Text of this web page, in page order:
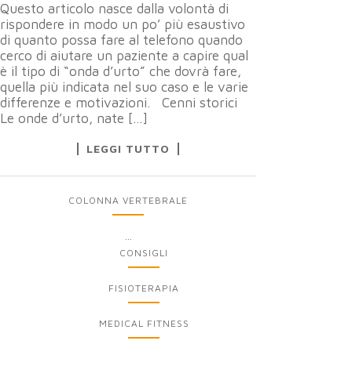
Questo articolo nasce dalla volontà di
rispondere in modo un po’ più esaustivo
di quanto possa fare al telefono quando
cerco di aiutare un paziente a capire qual
è il tipo di “onda d’urto” che dovrà fare,
quella più indicata nel suo caso e le varie
differenze e motivazioni. Cenni storici
Le onde d’urto, nate […]
LEGGI TUTTO
COLONNA VERTEBRALE
CONSIGLI
FISIOTERAPIA
MEDICAL FITNESS